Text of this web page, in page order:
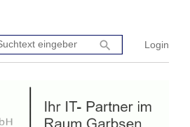
Login
Suchtext
eingeben:
search